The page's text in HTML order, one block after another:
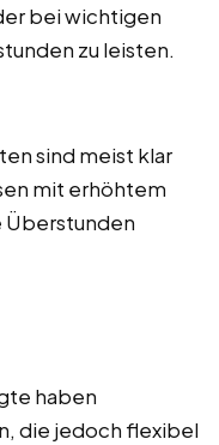
bei wichtigen
zu leisten.
sind meist klar
mit erhöhtem
Überstunden
haben
die jedoch flexibel